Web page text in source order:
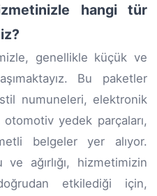
hangi tür
genellikle küçük ve
Bu paketler
numuneleri, elektronik
yedek parçaları,
belgeler yer alıyor.
ağırlığı, hizmetimizin
etkilediği için,